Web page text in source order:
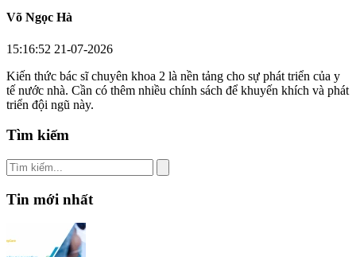
Võ Ngọc Hà
15:16:52 21-07-2026
Kiến thức bác sĩ chuyên khoa 2 là nền tảng cho sự phát triển của y
tế nước nhà. Cần có thêm nhiều chính sách để khuyến khích và phát
triển đội ngũ này.
Tìm kiếm
Tin mới nhất